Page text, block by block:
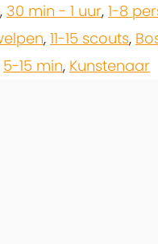
, 30 min - 1 uur, 1-8
, 11-15 scouts,
5-15 min, Kunstenaar